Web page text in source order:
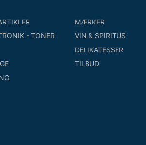
- TONER
MÆRKER
VIN & SPIRITUS
DELIKATESSER
TILBUD